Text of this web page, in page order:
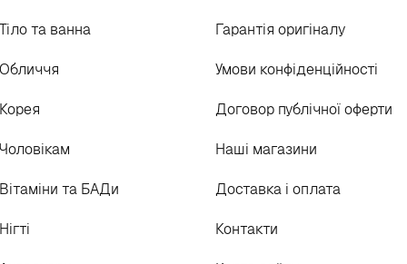
Тіло та ванна
Обличчя
Корея
Чоловікам
Вітаміни та БАДи
Нігті
Гарантія оригіналу
Умови конфіденційності
Договор публічної оферти
Наші магазини
Доставка і оплата
Контакти